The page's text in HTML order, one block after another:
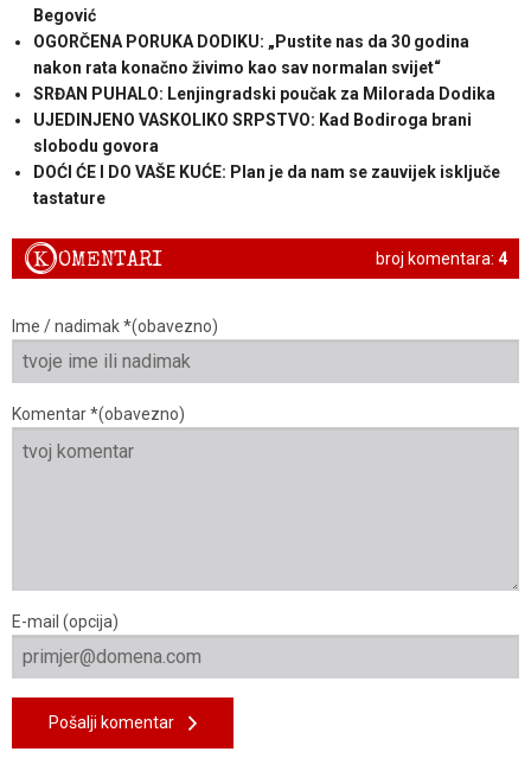
Begović
OGORČENA PORUKA DODIKU: „Pustite nas da 30 godina
nakon rata konačno živimo kao sav normalan svijet“
SRĐAN PUHALO: Lenjingradski poučak za Milorada Dodika
UJEDINJENO VASKOLIKO SRPSTVO: Kad Bodiroga brani
slobodu govora
DOĆI ĆE I DO VAŠE KUĆE: Plan je da nam se zauvijek isključe
tastature
broj komentara: 4
KOMENTARI
Ime / nadimak *(obavezno)
Komentar *(obavezno)
E-mail (opcija)
Pošalji komentar